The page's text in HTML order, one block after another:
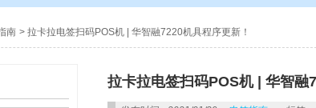
南 > 拉卡拉电签扫码POS机 | 华智融7220机具程序更新！
拉卡拉电签扫码POS机 | 华智融